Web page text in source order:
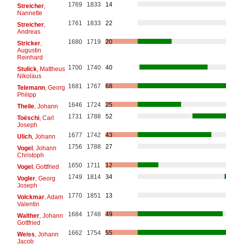
Streicher,
Nannette
1769 1833 14
Streicher,
Andreas
1761 1833 22
Stricker,
Augustin
Reinhard
1680 1719 20
Stulick, Mattheus
Nikolaus
1700 1740 40
Telemann, Georg
Philipp
1681 1767 68
Theile, Johann 1646 1724
25
Toëschi, Carl
Joseph
1731 1788 52
Ulich, Johann 1677 1742
43
Vogel, Johann
Christoph
1756 1788 27
Vogel, Gottfried 1650 1711
12
Vogler, Georg
Joseph
1749 1814 34
Volckmar, Adam
Valentin
1770 1851 13
Walther, Johann
Gottfried
1684 1748 49
Weiss , Johann
Jacob
1662 1754 55